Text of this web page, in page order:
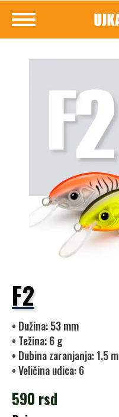
F2
• Dužina: 53 mm
• Težina: 6 g
• Dubina zaranjanja: 1,5 m
• Veličina udica: 6
590 rsd